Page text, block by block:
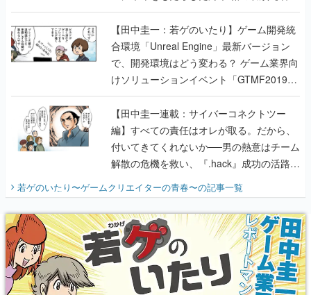
のいたり】
【田中圭一：若ゲのいたり】ゲーム開発統
合環境「Unreal Engine」最新バージョン
で、開発環境はどう変わる？ ゲーム業界向
けソリューションイベント「GTMF2019」
に行って、より理解を深めよう【PR】
【田中圭一連載：サイバーコネクトツー
編】すべての責任はオレが取る。だから、
付いてきてくれないか──男の熱意はチーム
解散の危機を救い、『.hack』成功の活路を
『少年ジャンプ』色だった【若ゲのいた
り】
若ゲのいたり〜ゲームクリエイターの青春〜の記事一覧